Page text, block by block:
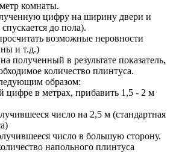
комнаты.
цифру на ширину двери и
до пола).
возможные неровности
и т.д.)
полученный в результате показатель,
количество плинтуса.
образом:
цифре в метрах, прибавить 1,5 - 2 м
число на 2,5 м (стандартная
число в большую сторону.
напольного плинтуса